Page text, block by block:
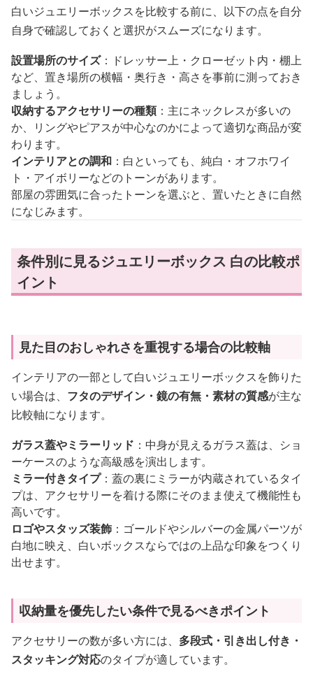
白いジュエリーボックスを比較する前に、以下の点を自分
自身で確認しておくと選択がスムーズになります。
設置場所のサイズ：ドレッサー上・クローゼット内・棚上
など、置き場所の横幅・奥行き・高さを事前に測っておき
ましょう。
収納するアクセサリーの種類：主にネックレスが多いの
か、リングやピアスが中心なのかによって適切な商品が変
わります。
インテリアとの調和 ：白といっても、純白・オフホワイ
ト・アイボリーなどのトーンがあります。
部屋の雰囲気に合ったトーンを選ぶと、置いたときに自然
になじみます。
条件別に見るジュエリーボックス 白の比較ポ
イント
見た目のおしゃれさを重視する場合の比較軸
インテリアの一部として白いジュエリーボックスを飾りた
い場合は、 フタのデザイン・鏡の有無・素材の質感が主な
比較軸になります。
ガラス蓋やミラーリッド ：中身が見えるガラス蓋は、ショ
ーケースのような高級感を演出します。
ミラー付きタイプ：蓋の裏にミラーが内蔵されているタイ
プは、アクセサリーを着ける際にそのまま使えて機能性も
高いです。
ロゴやスタッズ装飾 ：ゴールドやシルバーの金属パーツが
白地に映え、白いボックスならではの上品な印象をつくり
出せます。
収納量を優先したい条件で見るべきポイント
アクセサリーの数が多い方には、 多段式・引き出し付き・
スタッキング対応のタイプが適しています。